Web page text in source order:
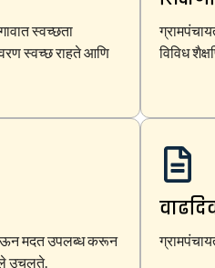
स्वच्छता
स्वच्छ राहते आणि
विविध
देऊन मदत उपलब्ध करून
उचलते.